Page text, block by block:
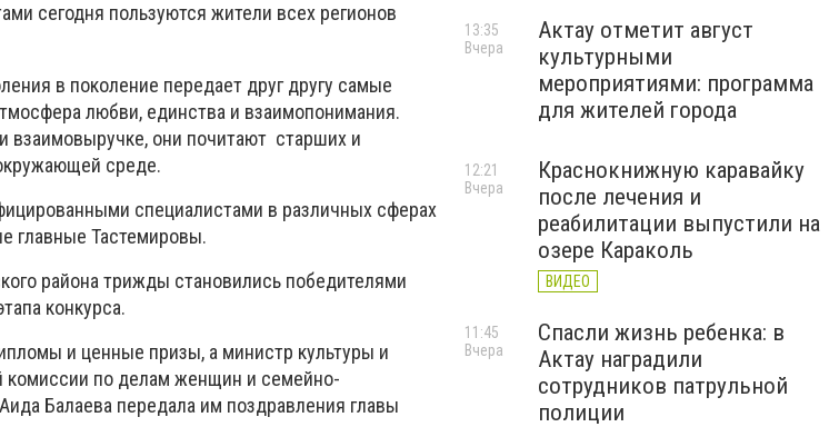
сегодня пользуются жители всех регионов
в поколение передает друг другу самые
любви, единства и взаимопонимания.
взаимовыручке, они почитают старших и
среде.
специалистами в различных сферах
главные Тастемировы.
района трижды становились победителями
конкурса.
и ценные призы, а министр культуры и
комиссии по делам женщин и семейно-
Балаева передала им поздравления главы
Актау отметит август
культурными
мероприятиями: программа
для жителей города
13:35
Вчера
Краснокнижную каравайку
после лечения и
реабилитации выпустили на
озере Караколь
ВИДЕО
12:21
Вчера
Спасли жизнь ребенка: в
Актау наградили
сотрудников патрульной
полиции
11:45
Вчера